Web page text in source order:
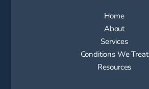
Home
About
Services
Conditions We Treat
Resources